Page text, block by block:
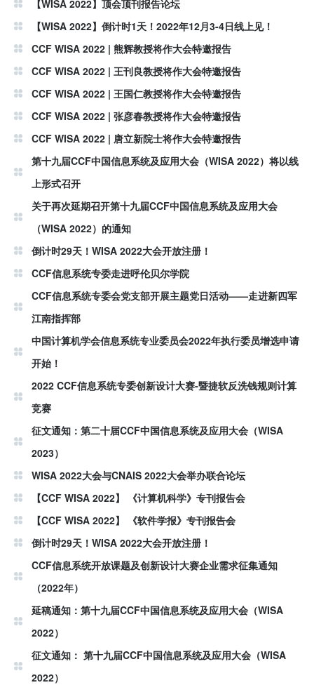
【WISA 2022】顶会顶刊报告论坛
【WISA 2022】倒计时1天！2022年12月3-4日线上见！
CCF WISA 2022 | 熊辉教授将作大会特邀报告
CCF WISA 2022 | 王刊良教授将作大会特邀报告
CCF WISA 2022 | 王国仁教授将作大会特邀报告
CCF WISA 2022 | 张彦春教授将作大会特邀报告
CCF WISA 2022 | 唐立新院士将作大会特邀报告
第十九届CCF中国信息系统及应用大会（WISA 2022）将以线
上形式召开
关于再次延期召开第十九届CCF中国信息系统及应用大会
（WISA 2022）的通知
倒计时29天！WISA 2022大会开放注册！
CCF信息系统专委走进呼伦贝尔学院
CCF信息系统专委会党支部开展主题党日活动——走进新四军
江南指挥部
中国计算机学会信息系统专业委员会2022年执行委员增选申请
开始！
2022 CCF信息系统专委创新设计大赛-暨捷软反洗钱规则计算
竞赛
征文通知：第二十届CCF中国信息系统及应用大会（WISA
2023）
WISA 2022大会与CNAIS 2022大会举办联合论坛
【CCF WISA 2022】 《计算机科学》专刊报告会
【CCF WISA 2022】 《软件学报》专刊报告会
倒计时29天！WISA 2022大会开放注册！
CCF信息系统开放课题及创新设计大赛企业需求征集通知
（2022年）
延稿通知：第十九届CCF中国信息系统及应用大会（WISA
2022）
征文通知： 第十九届CCF中国信息系统及应用大会（WISA
2022）